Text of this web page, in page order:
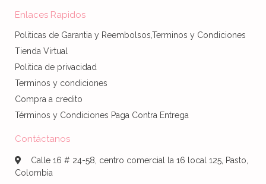
Enlaces Rapidos
Politicas de Garantia y Reembolsos,Terminos y Condiciones
Tienda Virtual
Politica de privacidad
Terminos y condiciones
Compra a credito
Términos y Condiciones Paga Contra Entrega
Contáctanos
Calle 16 # 24-58, centro comercial la 16 local 125, Pasto,
Colombia